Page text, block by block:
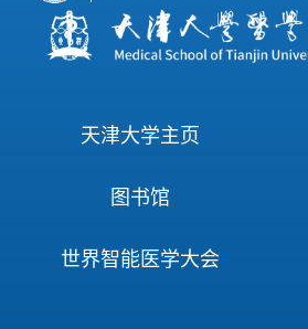
天津大学主页
图书馆
世界智能医学大会